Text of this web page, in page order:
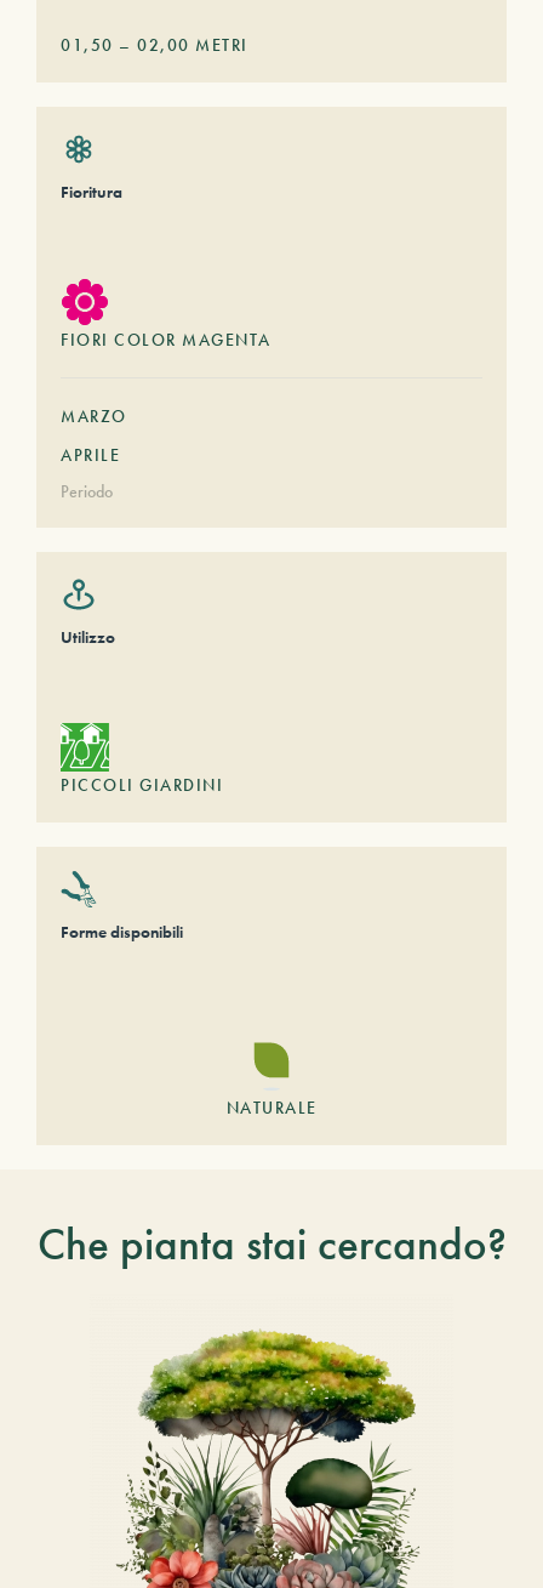
01,50 – 02,00 METRI
Fioritura
FIORI COLOR MAGENTA
MARZO
APRILE
Periodo
Utilizzo
PICCOLI GIARDINI
Forme disponibili
NATURALE
Che pianta stai cercando?